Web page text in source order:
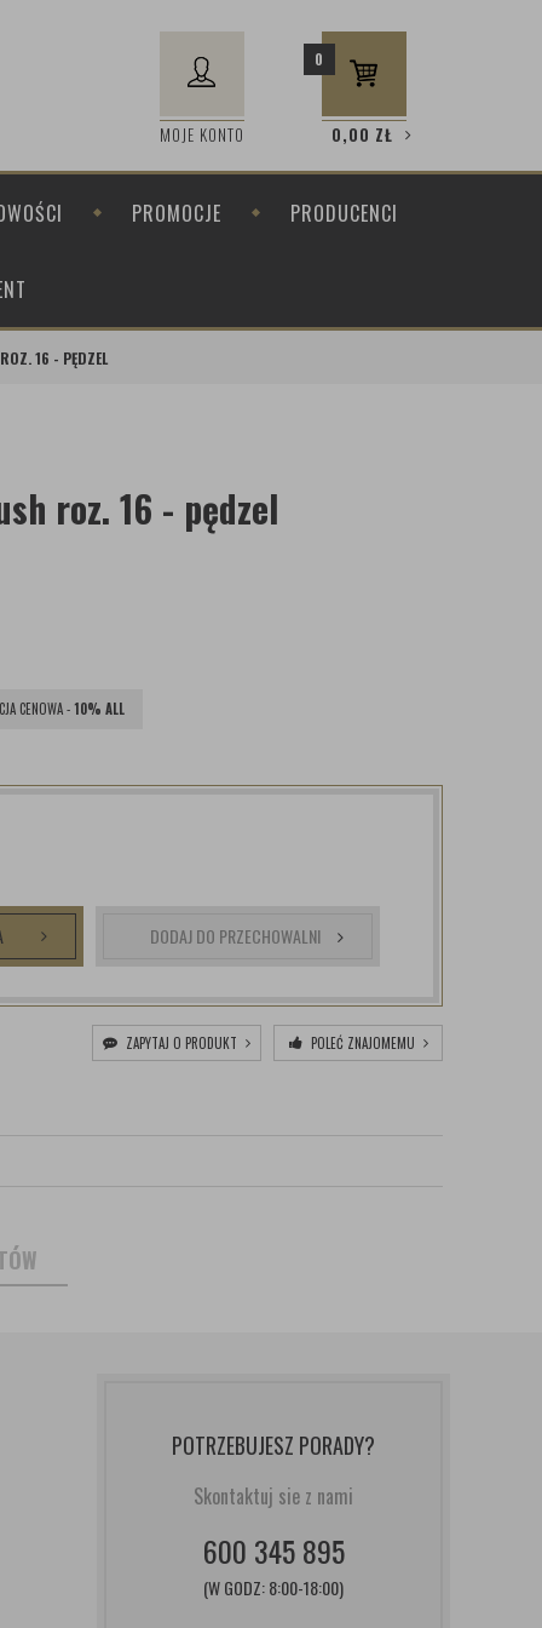
MOJE KONTO
0
0,00 ZŁ
PROMOCJE PRODUCENCI
16 - PĘDZEL
roz. 16 - pędzel
CENOWA -10% ALL
DODAJ DO PRZECHOWALNI
ZAPYTAJ O PRODUKT POLEĆ ZNAJOMEMU
POTRZEBUJESZ PORADY?
Skontaktuj sie z nami
600 345 895
(W GODZ: 8:00-18:00)